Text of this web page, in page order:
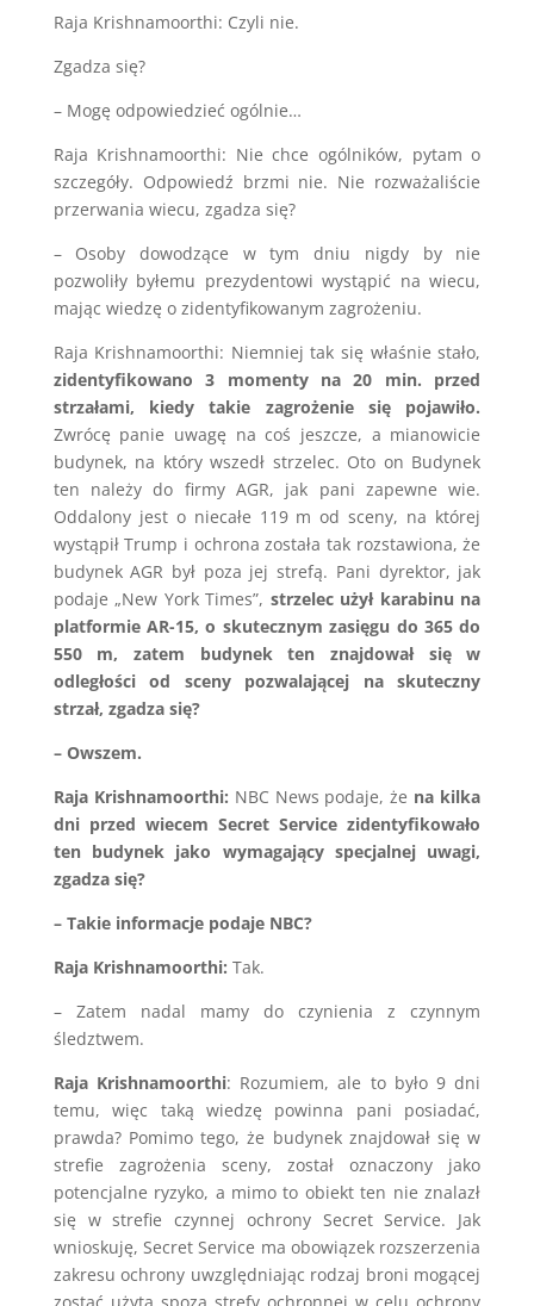
Raja Krishnamoorthi: Czyli nie.
Zgadza się?
– Mogę odpowiedzieć ogólnie…
Raja Krishnamoorthi: Nie chce ogólników, pytam o
szczegóły. Odpowiedź brzmi nie. Nie rozważaliście
przerwania wiecu, zgadza się?
– Osoby dowodzące w tym dniu nigdy by nie
pozwoliły byłemu prezydentowi wystąpić na wiecu,
mając wiedzę o zidentyfikowanym zagrożeniu.
Raja Krishnamoorthi: Niemniej tak się właśnie stało,
zidentyfikowano 3 momenty na 20 min. przed
strzałami, kiedy takie zagrożenie się pojawiło.
Zwrócę panie uwagę na coś jeszcze, a mianowicie
budynek, na który wszedł strzelec. Oto on Budynek
ten należy do firmy AGR, jak pani zapewne wie.
Oddalony jest o niecałe 119 m od sceny, na której
wystąpił Trump i ochrona została tak rozstawiona, że
budynek AGR był poza jej strefą. Pani dyrektor, jak
podaje „New York Times”, strzelec użył karabinu na
platformie AR-15, o skutecznym zasięgu do 365 do
550 m, zatem budynek ten znajdował się w
odległości od sceny pozwalającej na skuteczny
strzał, zgadza się?
– Owszem.
Raja Krishnamoorthi: NBC News podaje, że na kilka
dni przed wiecem Secret Service zidentyfikowało
ten budynek jako wymagający specjalnej uwagi,
zgadza się?
– Takie informacje podaje NBC?
Raja Krishnamoorthi: Tak.
– Zatem nadal mamy do czynienia z czynnym
śledztwem.
Raja Krishnamoorthi: Rozumiem, ale to było 9 dni
temu, więc taką wiedzę powinna pani posiadać,
prawda? Pomimo tego, że budynek znajdował się w
strefie zagrożenia sceny, został oznaczony jako
potencjalne ryzyko, a mimo to obiekt ten nie znalazł
się w strefie czynnej ochrony Secret Service. Jak
wnioskuję, Secret Service ma obowiązek rozszerzenia
zakresu ochrony uwzględniając rodzaj broni mogącej
zostać użytą spoza strefy ochronnej w celu ochrony